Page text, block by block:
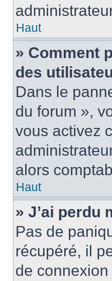
Haut
» Comment
des
Dans le
du forum »,
vous activez
alors
Haut
» J’ai perdu
Pas de
récupéré, il
de